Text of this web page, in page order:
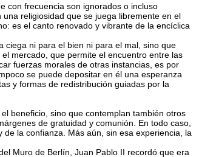
con frecuencia son ignorados o incluso
religiosidad que se juega libremente en el
es el canto renovado y vibrante de la encíclica
ciega ni para el bien ni para el mal, sino que
mercado, que permite el encuentro entre las
fuerzas morales de otras instancias, es por
se puede depositar en él una esperanza
y formas de redistribución guiadas por la
beneficio, sino que contemplan también otros
de gratuidad y comunión. En todo caso,
la confianza. Más aún, sin esa experiencia, la
Muro de Berlín, Juan Pablo II recordó que era